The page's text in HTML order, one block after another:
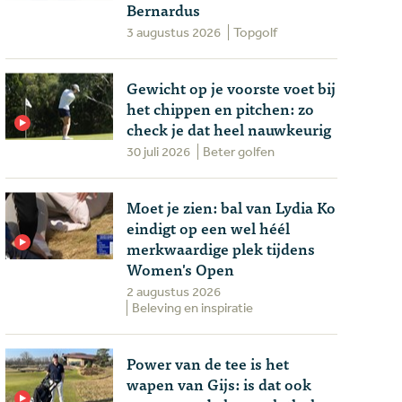
Bernardus
3 augustus 2026 Topgolf
Gewicht op je voorste voet bij
het chippen en pitchen: zo
check je dat heel nauwkeurig
30 juli 2026 Beter golfen
Moet je zien: bal van Lydia Ko
eindigt op een wel héél
merkwaardige plek tijdens
Women's Open
2 augustus 2026
Beleving en inspiratie
Power van de tee is het
wapen van Gijs: is dat ook